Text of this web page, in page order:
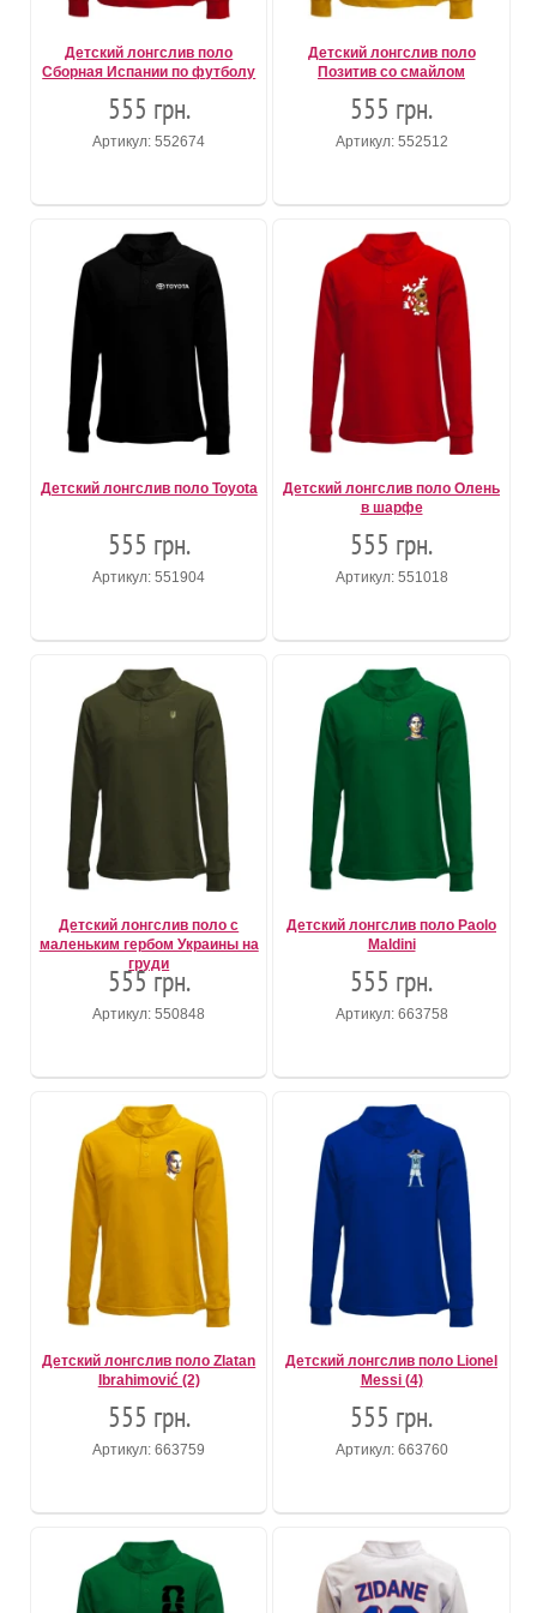
Детский лонгслив поло
Сборная Испании по футболу
555 грн.
Артикул: 552674
Детский лонгслив поло
Позитив со смайлом
555 грн.
Артикул: 552512
Детский лонгслив поло Toyota
555 грн.
Артикул: 551904
Детский лонгслив поло Олень
в шарфе
555 грн.
Артикул: 551018
Детский лонгслив поло с
маленьким гербом Украины на
груди
555 грн.
Артикул: 550848
Детский лонгслив поло Paolo
Maldini
555 грн.
Артикул: 663758
Детский лонгслив поло Zlatan
Ibrahimović (2)
555 грн.
Артикул: 663759
Детский лонгслив поло Lionel
Messi (4)
555 грн.
Артикул: 663760